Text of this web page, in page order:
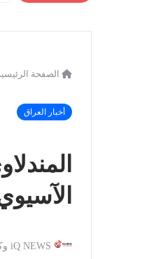
الصفحة
أخبار العراق
iQ NEWS وكالة